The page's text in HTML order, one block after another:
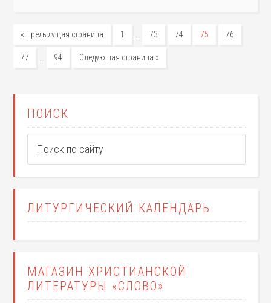
« Предыдущая страница 1 … 73 74 75 76
77 … 94 Следующая страница »
ПОИСК
ЛИТУРГИЧЕСКИЙ КАЛЕНДАРЬ
МАГАЗИН ХРИСТИАНСКОЙ
ЛИТЕРАТУРЫ «СЛОВО»